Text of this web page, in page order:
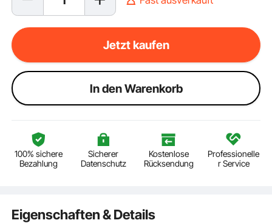
Jetzt kaufen
ln den Warenkorb
100% sichere
Bezahlung
Sicherer
Datenschutz
Kostenlose
Rücksendung
Professionelle
r Service
Eigenschaften & Details